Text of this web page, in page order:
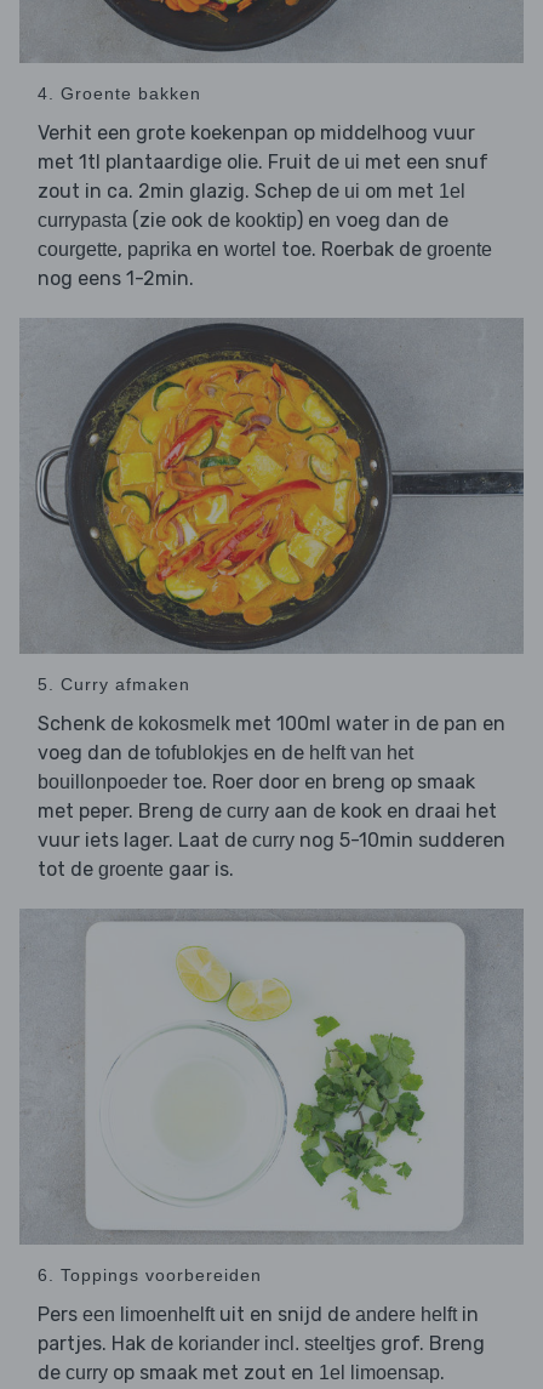
4. Groente bakken
Verhit een grote koekenpan op middelhoog vuur
met 1tl plantaardige olie. Fruit de ui met een snuf
zout in ca. 2min glazig. Schep de ui om met 1el
currypasta (zie ook de kooktip) en voeg dan de
courgette, paprika en wortel toe. Roerbak de groente
nog eens 1-2min.
5. Curry afmaken
Schenk de kokosmelk met 100ml water in de pan en
voeg dan de tofublokjes en de helft van het
bouillonpoeder toe. Roer door en breng op smaak
met peper. Breng de curry aan de kook en draai het
vuur iets lager. Laat de curry nog 5-10min sudderen
tot de groente gaar is.
6. Toppings voorbereiden
Pers een limoenhelftuit en snijd de andere helftin
partjes. Hak de koriander incl. steeltjes grof. Breng
de curry op smaak met zout en 1el limoensap.